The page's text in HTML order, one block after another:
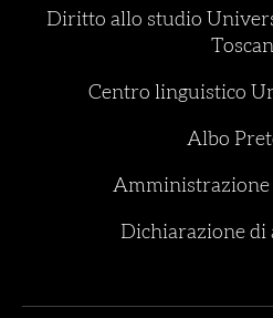
Diritto allo studio
Centro linguistico
Albo
Amministrazione
Dichiarazione di